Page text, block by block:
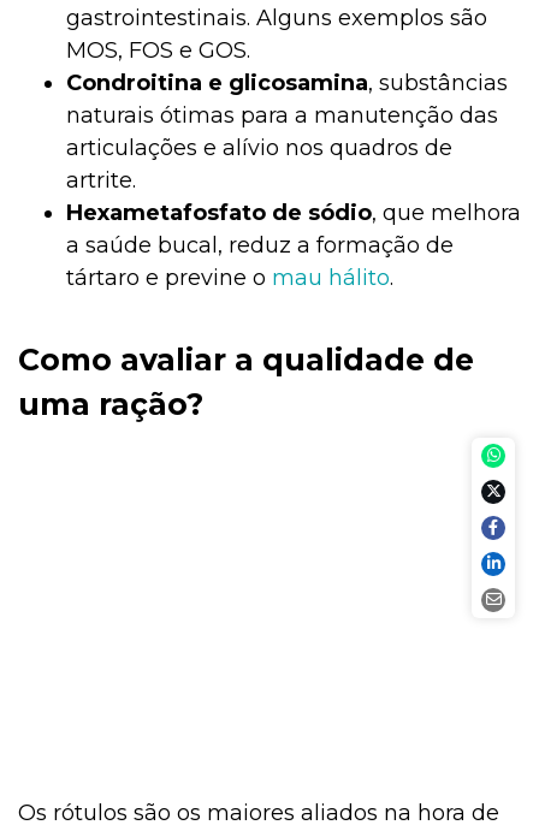
gastrointestinais. Alguns exemplos são
MOS, FOS e GOS.
Condroitina e glicosamina, substâncias
naturais ótimas para a manutenção das
articulações e alívio nos quadros de
artrite.
Hexametafosfato de sódio, que melhora
a saúde bucal, reduz a formação de
tártaro e previne o mau hálito.
Como avaliar a qualidade de
uma ração?
Os rótulos são os maiores aliados na hora de